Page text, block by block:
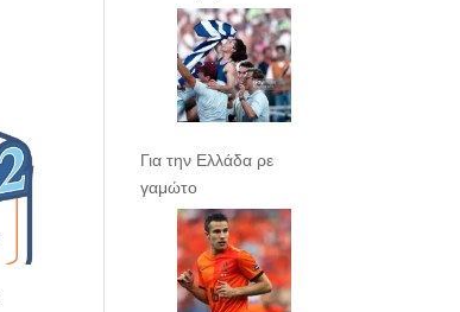
Για την Ελλάδα ρε
γαμώτο